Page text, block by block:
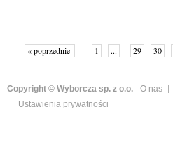
« poprzednie 1 ... 29 30
Copyright © Wyborcza sp. z o.o. O nas
Ustawienia prywatności